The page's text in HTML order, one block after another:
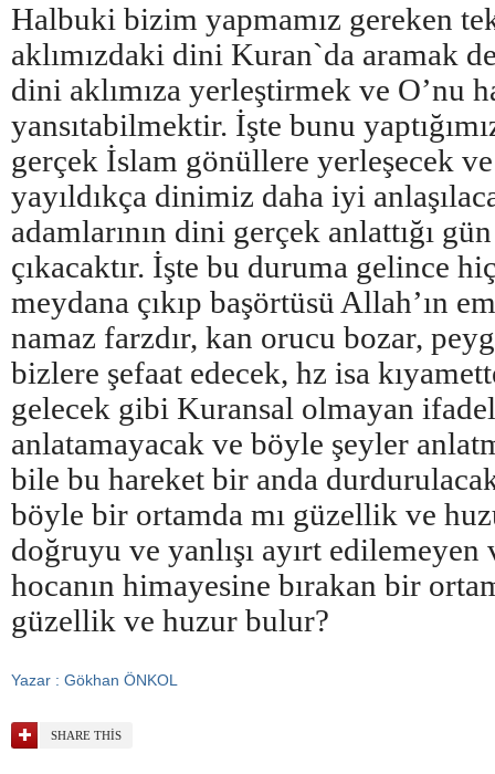
Halbuki bizim yapmamız gereken
aklımızdaki dini Kuran`da aramak
dini aklımıza yerleştirmek ve O’nu
yansıtabilmektir. İşte bunu
gerçek İslam gönüllere yerleşecek
yayıldıkça dinimiz daha iyi
adamlarının dini gerçek anlattığı
çıkacaktır. İşte bu duruma gelince
meydana çıkıp başörtüsü Allah’ın
namaz farzdır, kan orucu bozar,
bizlere şefaat edecek, hz isa
gelecek gibi Kuransal olmayan
anlatamayacak ve böyle şeyler
bile bu hareket bir anda
böyle bir ortamda mı güzellik ve
doğruyu ve yanlışı ayırt
hocanın himayesine bırakan bir
güzellik ve huzur bulur?
Yazar : Gökhan ÖNKOL
SHARE THIS